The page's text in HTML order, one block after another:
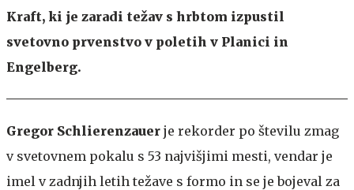
Kraft, ki je zaradi težav s hrbtom izpustil
svetovno prvenstvo v poletih v Planici in
Engelberg.
Gregor Schlierenzauer je rekorder po številu zmag
v svetovnem pokalu s 53 najvišjimi mesti, vendar je
imel v zadnjih letih težave s formo in se je bojeval za